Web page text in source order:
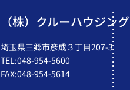
（株）クルーハウジング
埼玉県三郷市彦成３丁目207-3
TEL:048-954-5600
FAX:048-954-5614